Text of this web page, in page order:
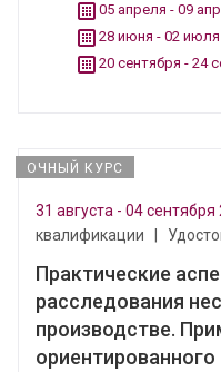
05 апреля - 09
28 июня - 02 июля
20 сентября - 24
ОЧНЫЙ КУРС
31 августа - 04 сентября
квалификации
Практические
расследования
производстве.